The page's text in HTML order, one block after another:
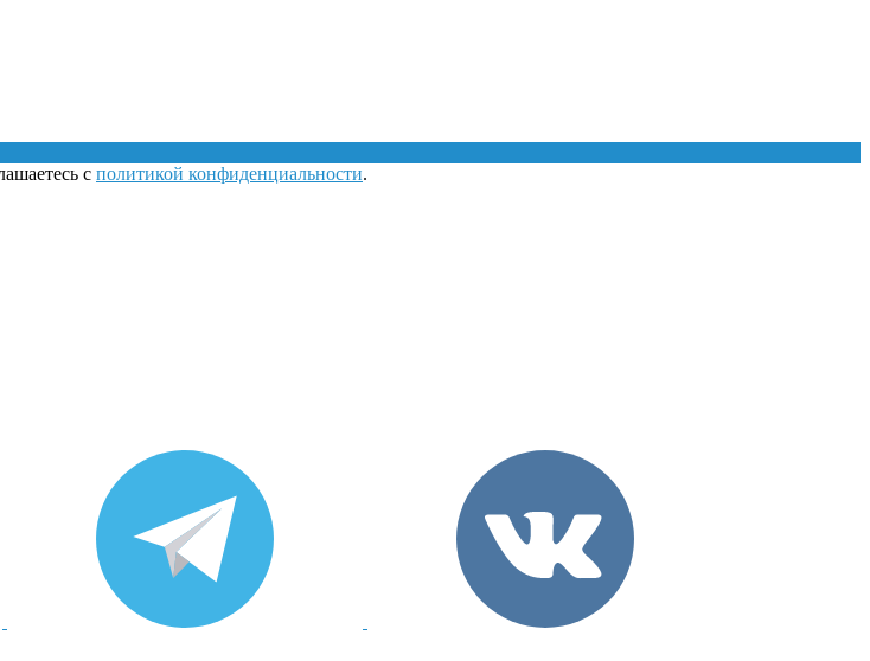
с политикой конфиденциальности.